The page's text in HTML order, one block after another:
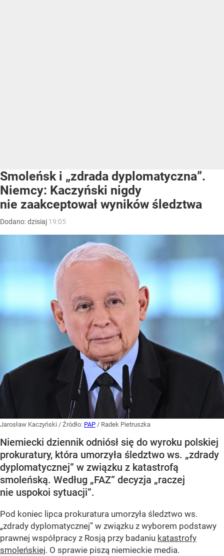
Smoleńsk i „zdrada dyplomatyczna”.
Niemcy: Kaczyński nigdy
nie zaakceptował wyników śledztwa
Dodano:dzisiaj 19:05
Jarosław Kaczyński / Źródło: PAP / Radek Pietruszka
Niemiecki dziennik odniósł się do wyroku polskiej
prokuratury, która umorzyła śledztwo ws. „zdrady
dyplomatycznej” w związku z katastrofą
smoleńską. Według „FAZ” decyzja „raczej
nie uspokoi sytuacji”.
Pod koniec lipca prokuratura umorzyła śledztwo ws.
„zdrady dyplomatycznej” w związku z wyborem podstawy
prawnej współpracy z Rosją przy badaniu katastrofy
smoleńskiej. O sprawie piszą niemieckie media.